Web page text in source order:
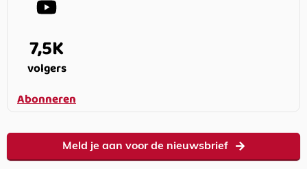
7,5K
volgers
Abonneren
Meld je aan voor de nieuwsbrief